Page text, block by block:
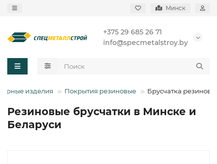
Минск
+375 29 685 26 71
info@specmetalstroy.by
изделия Покрытия резиновые Брусчатка
Резиновые брусчатки в Минске и
Беларуси